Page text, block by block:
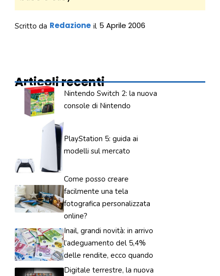
Scritto da Redazione il 5 Aprile 2006
Articoli recenti
Nintendo Switch 2: la nuova
console di Nintendo
PlayStation 5: guida ai
modelli sul mercato
Come posso creare
facilmente una tela
fotografica personalizzata
online?
Inail, grandi novità: in arrivo
l’adeguamento del 5,4%
delle rendite, ecco quando
Digitale terrestre, la nuova